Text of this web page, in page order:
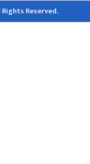
Reserved.